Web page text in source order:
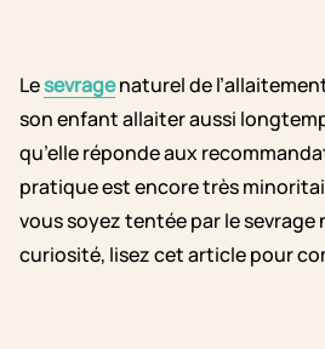
Lesevragenaturel de
son enfant allaiter aussi
qu’elle réponde aux
pratique est encore très
vous soyez tentée par le
curiosité, lisez cet article pour